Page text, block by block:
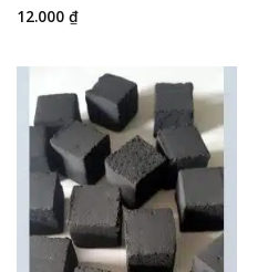
Được
3.00
12.000 ₫